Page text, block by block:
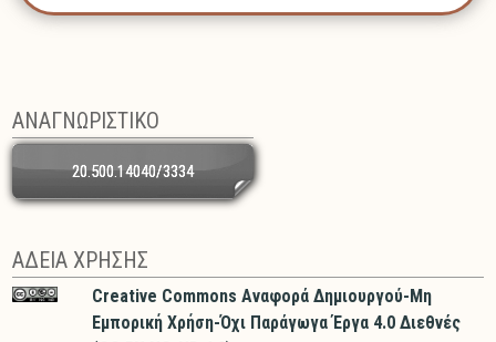
ΑΝΑΓΝΩΡΙΣΤΙΚΟ
20.500.14040/3334
ΑΔΕΙΑ ΧΡΗΣΗΣ
Creative Commons Αναφορά Δημιουργού-Μη
Εμπορική Χρήση-Όχι Παράγωγα Έργα 4.0 Διεθνές